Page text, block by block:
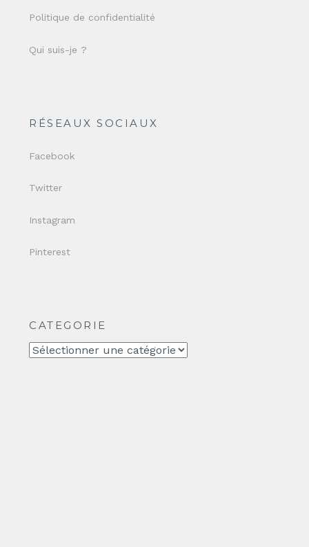
Politique de confidentialité
Qui suis-je ?
RÉSEAUX SOCIAUX
Facebook
Twitter
Instagram
Pinterest
CATEGORIE
CATEGORIE